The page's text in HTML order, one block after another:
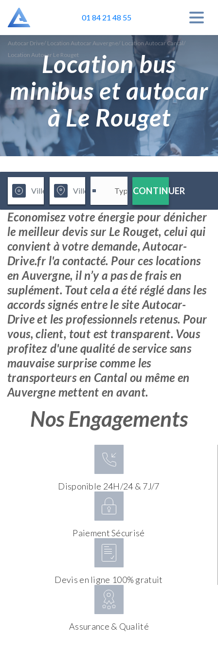
01 84 21 48 55
Autocar Drive/ Location Autocar Auvergne/ Location Autocar Cantal/
Location Autocar Le Rouget
Location bus
minibus et autocar
à Le Rouget
CONTINUER
Economisez votre énergie pour dénicher
le meilleur devis sur Le Rouget, celui qui
convient à votre demande, Autocar-
Drive.fr l'a contacté. Pour ces locations
en Auvergne, il n’y a pas de frais en
suplément. Tout cela a été réglé dans les
accords signés entre le site Autocar-
Drive et les professionnels retenus. Pour
vous, client, tout est transparent. Vous
profitez d'une qualité de service sans
mauvaise surprise comme les
transporteurs en Cantal ou même en
Auvergne mettent en avant.
Nos Engagements
Disponible 24H/24 & 7J/7
Paiement Sécurisé
Devis en ligne 100% gratuit
Assurance & Qualité